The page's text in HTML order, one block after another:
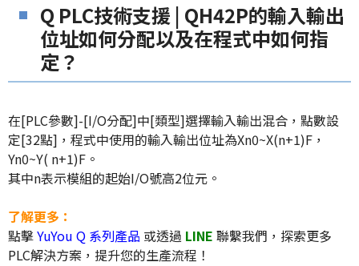
Q PLC技術支援 | QH42P的輸入輸出
位址如何分配以及在程式中如何指
定？
在[PLC參數]-[I/O分配]中[類型]選擇輸入輸出混合，點數設
定[32點]，程式中使用的輸入輸出位址為Xn0~X(n+1)F，
Yn0~Y( n+1)F。
其中n表示模組的起始I/O號高2位元。
了解更多：
點擊YuYou Q 系列產品 或透過 LINE 聯繫我們，探索更多
PLC解決方案，提升您的生產流程！